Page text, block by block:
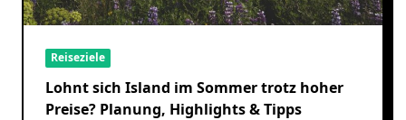
Reiseziele
Lohnt sich Island im Sommer trotz hoher
Preise? Planung, Highlights & Tipps